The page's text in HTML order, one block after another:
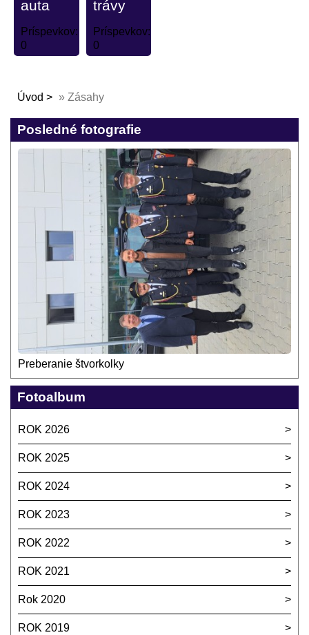
auta
Príspevkov:
0
trávy
Príspevkov:
0
Úvod » Zásahy
Posledné fotografie
Preberanie štvorkolky
Fotoalbum
ROK 2026
ROK 2025
ROK 2024
ROK 2023
ROK 2022
ROK 2021
Rok 2020
ROK 2019